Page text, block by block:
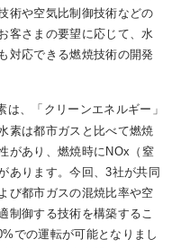
術や空気比制御技術などの
客さまの要望に応じて、水
対応できる燃焼技術の開発
は、「クリーンエネルギー」
素は都市ガスと比べて燃焼
があり、燃焼時にNOx（窒
あります。今回、3社が共同
び都市ガスの混焼比率や空
制御する技術を構築するこ
での運転が可能となりまし